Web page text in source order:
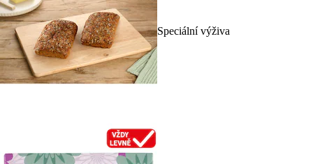
Speciální výživa